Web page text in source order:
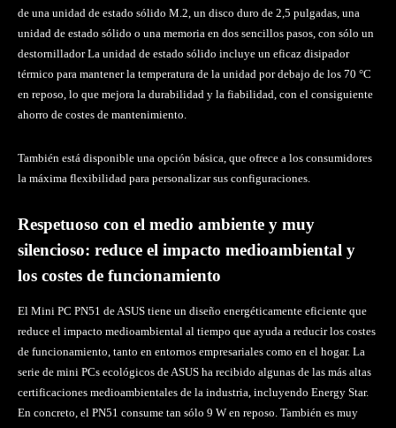
de una unidad de estado sólido M.2, un disco duro de 2,5 pulgadas, una
unidad de estado sólido o una memoria en dos sencillos pasos, con sólo un
destornillador La unidad de estado sólido incluye un eficaz disipador
térmico para mantener la temperatura de la unidad por debajo de los 70 °C
en reposo, lo que mejora la durabilidad y la fiabilidad, con el consiguiente
ahorro de costes de mantenimiento.
También está disponible una opción básica, que ofrece a los consumidores
la máxima flexibilidad para personalizar sus configuraciones.
Respetuoso con el medio ambiente y muy
silencioso: reduce el impacto medioambiental y
los costes de funcionamiento
El Mini PC PN51 de ASUS tiene un diseño energéticamente eficiente que
reduce el impacto medioambiental al tiempo que ayuda a reducir los costes
de funcionamiento, tanto en entornos empresariales como en el hogar. La
serie de mini PCs ecológicos de ASUS ha recibido algunas de las más altas
certificaciones medioambientales de la industria, incluyendo Energy Star.
En concreto, el PN51 consume tan sólo 9 W en reposo. También es muy